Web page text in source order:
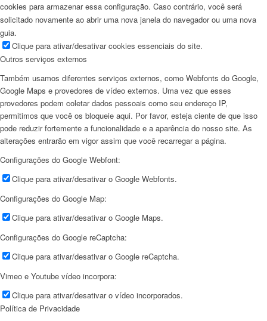
cookies para armazenar essa configuração. Caso contrário, você será
solicitado novamente ao abrir uma nova janela do navegador ou uma nova
guia.
Clique para ativar/desativar cookies essenciais do site.
Outros serviços externos
Também usamos diferentes serviços externos, como Webfonts do Google,
Google Maps e provedores de vídeo externos. Uma vez que esses
provedores podem coletar dados pessoais como seu endereço IP,
permitimos que você os bloqueie aqui. Por favor, esteja ciente de que isso
pode reduzir fortemente a funcionalidade e a aparência do nosso site. As
alterações entrarão em vigor assim que você recarregar a página.
Configurações do Google Webfont:
Clique para ativar/desativar o Google Webfonts.
Configurações do Google Map:
Clique para ativar/desativar o Google Maps.
Configurações do Google reCaptcha:
Clique para ativar/desativar o Google reCaptcha.
Vimeo e Youtube vídeo incorpora:
Clique para ativar/desativar o vídeo incorporados.
Política de Privacidade